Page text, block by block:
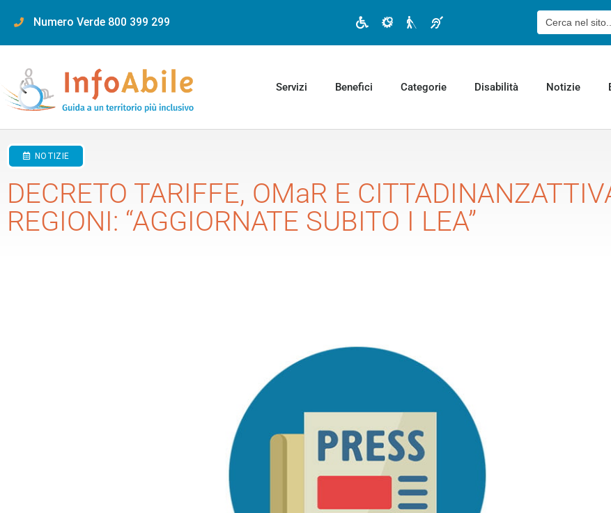
Numero Verde 800 399 299 Disabilità motoria
Disabilità cognitiva
Disabilità visiva
Cerca:
Servizi Benefici Categorie Disabilità Notizie
NOTIZIE
DECRETO TARIFFE, OMaR E
REGIONI: “AGGIORNATE SUBITO I LEA”